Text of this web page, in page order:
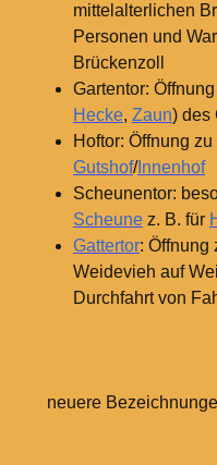
mittelalterlichen
Personen und
Brückenzoll
Gartentor:
Hecke, Zaun) des
Hoftor: Öffnung
Gutshof/Innenhof
Scheunentor:
Scheunez. B. für
Gattertor: Öffnung
Weidevieh auf
Durchfahrt von
neuere